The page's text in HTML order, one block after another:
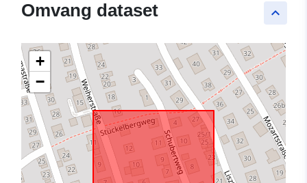
keyboard_arrow_up
Omvang dataset
+
−